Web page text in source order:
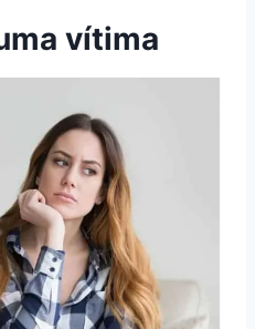
vítima